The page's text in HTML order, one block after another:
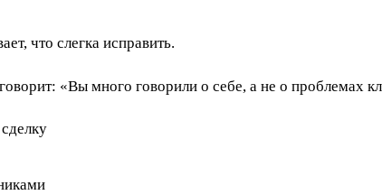
что слегка исправить.
«Вы много говорили о себе, а не о